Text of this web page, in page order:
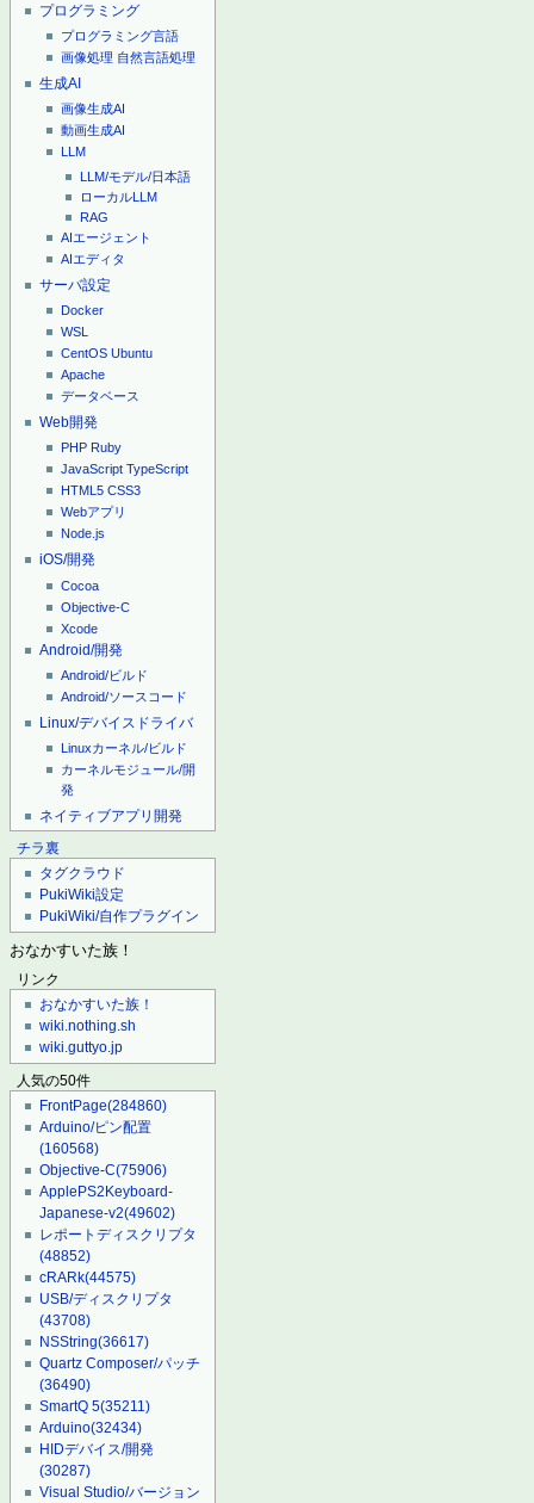
プログラミング
プログラミング言語
画像処理 自然言語処理
生成AI
画像生成AI
動画生成AI
LLM
LLM/モデル/日本語
ローカルLLM
RAG
AIエージェント
AIエディタ
サーバ設定
Docker
WSL
CentOS Ubuntu
Apache
データベース
Web開発
PHP Ruby
JavaScript TypeScript
HTML5 CSS3
Webアプリ
Node.js
iOS/開発
Cocoa
Objective-C
Xcode
Android/開発
Android/ビルド
Android/ソースコード
Linux/デバイスドライバ
Linuxカーネル/ビルド
カーネルモジュール/開
発
ネイティブアプリ開発
チラ裏
タグクラウド
PukiWiki設定
PukiWiki/自作プラグイン
おなかすいた族！
リンク
おなかすいた族！
wiki.nothing.sh
wiki.guttyo.jp
人気の50件
FrontPage(284860)
Arduino/ピン配置
(160568)
Objective-C(75906)
ApplePS2Keyboard-
Japanese-v2(49602)
レポートディスクリプタ
(48852)
cRARk(44575)
USB/ディスクリプタ
(43708)
NSString(36617)
Quartz Composer/パッチ
(36490)
SmartQ 5(35211)
Arduino(32434)
HIDデバイス/開発
(30287)
Visual Studio/バージョン